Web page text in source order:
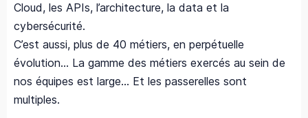
Cloud, les APIs, l’architecture, la data et la
cybersécurité.
C’est aussi, plus de 40 métiers, en perpétuelle
évolution… La gamme des métiers exercés au sein de
nos équipes est large… Et les passerelles sont
multiples.